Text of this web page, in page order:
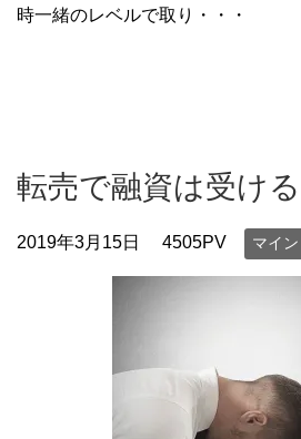
時一緒のレベルで取り・・・
転売で融資は受ける
2019年3月15日 4505PV マイン